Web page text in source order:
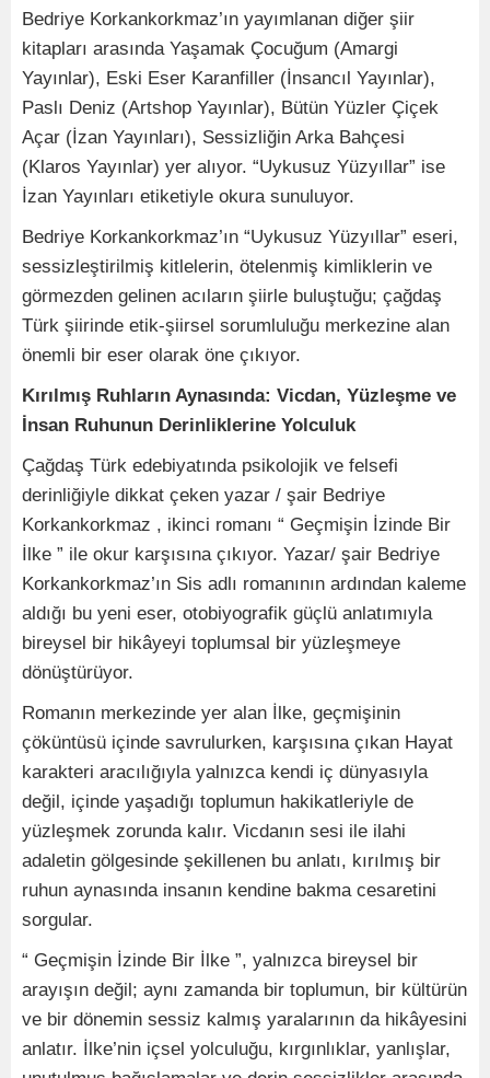
Bedriye Korkankorkmaz’ın yayımlanan diğer şiir
kitapları arasında Yaşamak Çocuğum (Amargi
Yayınlar), Eski Eser Karanfiller (İnsancıl Yayınlar),
Paslı Deniz (Artshop Yayınlar), Bütün Yüzler Çiçek
Açar (İzan Yayınları), Sessizliğin Arka Bahçesi
(Klaros Yayınlar) yer alıyor. “Uykusuz Yüzyıllar” ise
İzan Yayınları etiketiyle okura sunuluyor.
Bedriye Korkankorkmaz’ın “Uykusuz Yüzyıllar” eseri,
sessizleştirilmiş kitlelerin, ötelenmiş kimliklerin ve
görmezden gelinen acıların şiirle buluştuğu; çağdaş
Türk şiirinde etik-şiirsel sorumluluğu merkezine alan
önemli bir eser olarak öne çıkıyor.
Kırılmış Ruhların Aynasında: Vicdan, Yüzleşme ve
İnsan Ruhunun Derinliklerine Yolculuk
Çağdaş Türk edebiyatında psikolojik ve felsefi
derinliğiyle dikkat çeken yazar / şair Bedriye
Korkankorkmaz , ikinci romanı “ Geçmişin İzinde Bir
İlke ” ile okur karşısına çıkıyor. Yazar/ şair Bedriye
Korkankorkmaz’ın Sis adlı romanının ardından kaleme
aldığı bu yeni eser, otobiyografik güçlü anlatımıyla
bireysel bir hikâyeyi toplumsal bir yüzleşmeye
dönüştürüyor.
Romanın merkezinde yer alan İlke, geçmişinin
çöküntüsü içinde savrulurken, karşısına çıkan Hayat
karakteri aracılığıyla yalnızca kendi iç dünyasıyla
değil, içinde yaşadığı toplumun hakikatleriyle de
yüzleşmek zorunda kalır. Vicdanın sesi ile ilahi
adaletin gölgesinde şekillenen bu anlatı, kırılmış bir
ruhun aynasında insanın kendine bakma cesaretini
sorgular.
“ Geçmişin İzinde Bir İlke ”, yalnızca bireysel bir
arayışın değil; aynı zamanda bir toplumun, bir kültürün
ve bir dönemin sessiz kalmış yaralarının da hikâyesini
anlatır. İlke’nin içsel yolculuğu, kırgınlıklar, yanlışlar,